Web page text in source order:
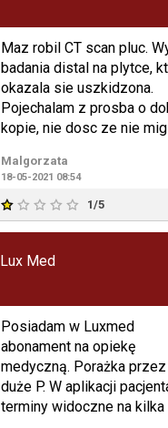
Maz robil CT scan pluc.
badania distal na plytce,
okazala sie uszkidzona.
Pojechalam z prosba o
kopie, nie dosc ze nie
Malgorzata
18-05-2021 08:54
1/5
Lux Med
Posiadam w Luxmed
abonament na opiekę
medyczną. Porażka przez
duże P. W aplikacji
terminy widoczne na kilka